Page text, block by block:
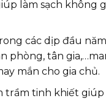
làm sạch không
các dịp đầu
phòng, tân
mắn cho gia chủ.
trầm tinh khiết